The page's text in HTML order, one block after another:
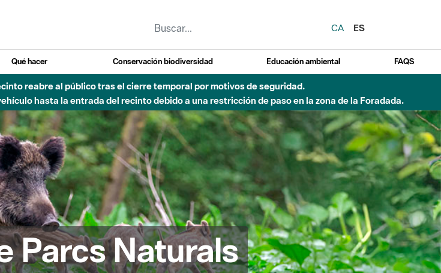
CA
ES
Qué hacer Conservación biodiversidad Educación ambiental FAQS
reabre al público tras el cierre temporal por motivos de seguridad.
hasta la entrada del recinto debido a una restricción de paso en la zona de la Foradada.
Parcs Naturals